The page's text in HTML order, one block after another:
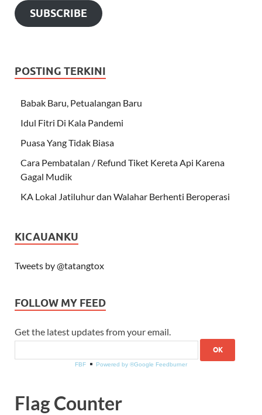
SUBSCRIBE
POSTING TERKINI
Babak Baru, Petualangan Baru
Idul Fitri Di Kala Pandemi
Puasa Yang Tidak Biasa
Cara Pembatalan / Refund Tiket Kereta Api Karena
Gagal Mudik
KA Lokal Jatiluhur dan Walahar Berhenti Beroperasi
KICAUANKU
Tweets by @tatangtox
FOLLOW MY FEED
Get the latest updates from your email.
FBF Powered by ®Google Feedburner
Flag Counter